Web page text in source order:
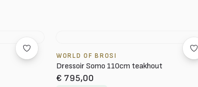
WORLD OF BROSI
Dressoir Somo 110cm teakhout
€ 795,00